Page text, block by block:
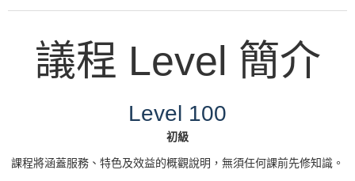
時間 議程
建立創新的現代資料架構，更了解客戶需求 - Get to
with a Modern Data Architecture
講師: Ivan Cheng, Solutions Architect, AWS
11:40 -
換場時間
議程 Level 簡介
Level 100
初級
課程將涵蓋服務、特色及效益的概觀說明，無須任何課前先修知識。